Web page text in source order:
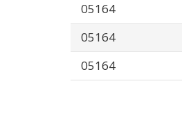
05164
05164
05164